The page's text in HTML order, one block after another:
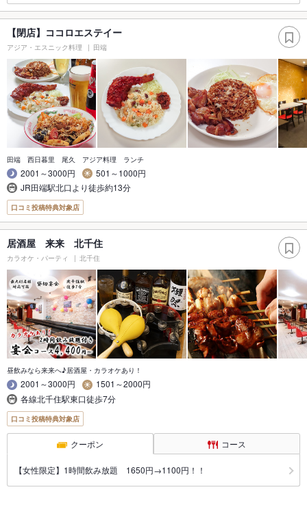
【閉店】ココロエステイー
アジア・エスニック料理 田端
田端 西日暮里 尾久 アジア料理 ランチ
2001～3000円
501～1000円
JR田端駅北口より徒歩約13分
口コミ投稿特典対象店
居酒屋 来来 北千住
カラオケ・パーティ 北千住
昼飲みなら来来へ♪居酒屋・カラオケあり！
2001～3000円
1501～2000円
各線北千住駅東口徒歩7分
口コミ投稿特典対象店
クーポン コース
【女性限定】1時間飲み放題 1650円→1100円！！